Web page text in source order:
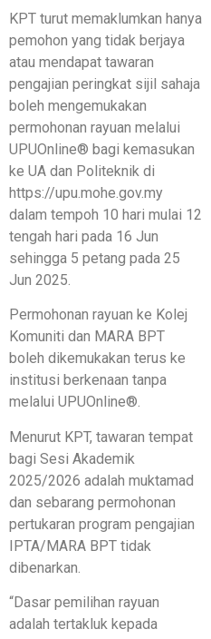
KPT turut memaklumkan hanya
pemohon yang tidak berjaya
atau mendapat tawaran
pengajian peringkat sijil sahaja
boleh mengemukakan
permohonan rayuan melalui
UPUOnline® bagi kemasukan
ke UA dan Politeknik di
https://upu.mohe.gov.my
dalam tempoh 10 hari mulai 12
tengah hari pada 16 Jun
sehingga 5 petang pada 25
Jun 2025.
Permohonan rayuan ke Kolej
Komuniti dan MARA BPT
boleh dikemukakan terus ke
institusi berkenaan tanpa
melalui UPUOnline®.
Menurut KPT, tawaran tempat
bagi Sesi Akademik
2025/2026 adalah muktamad
dan sebarang permohonan
pertukaran program pengajian
IPTA/MARA BPT tidak
dibenarkan.
“Dasar pemilihan rayuan
adalah tertakluk kepada